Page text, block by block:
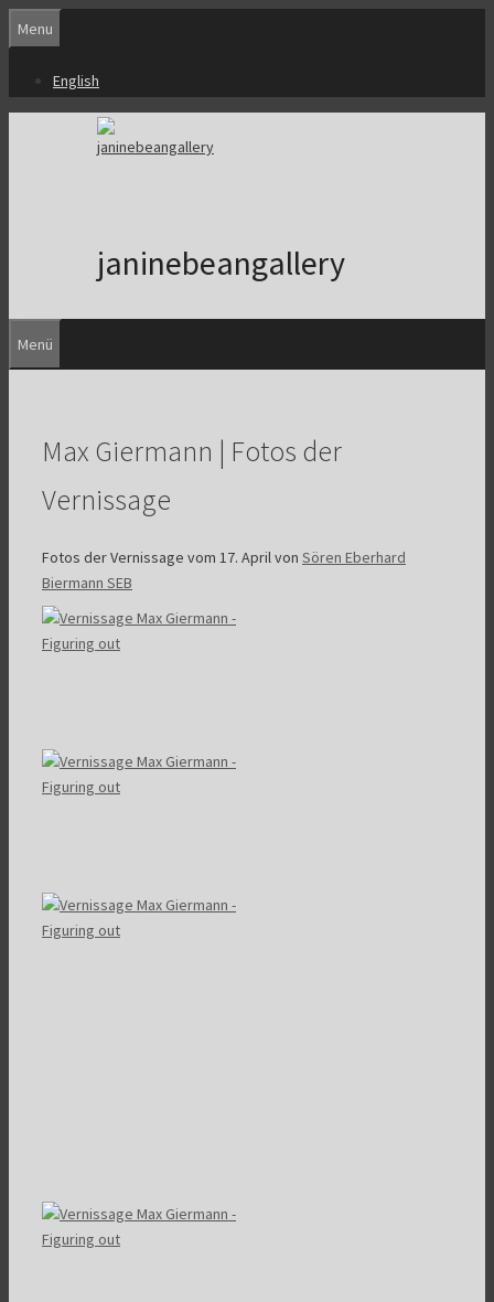
Zum
Inhalt
Menu
English
janinebeangallery
Menü
Max Giermann | Fotos der
Vernissage
Fotos der Vernissage vom 17. April von Sören Eberhard
Biermann SEB